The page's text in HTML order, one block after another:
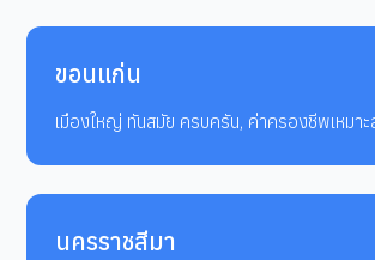
ขอนแก่น
เมืองใหญ่ ทันสมัย ครบครัน, ค่าครองชีพเหมาะ
นครราชสีมา